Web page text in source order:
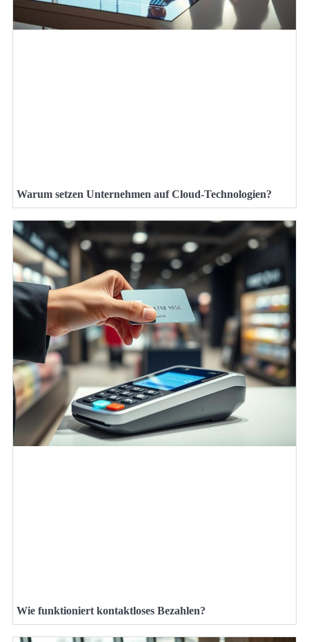
Warum setzen Unternehmen auf Cloud-Technologien?
Wie funktioniert kontaktloses Bezahlen?